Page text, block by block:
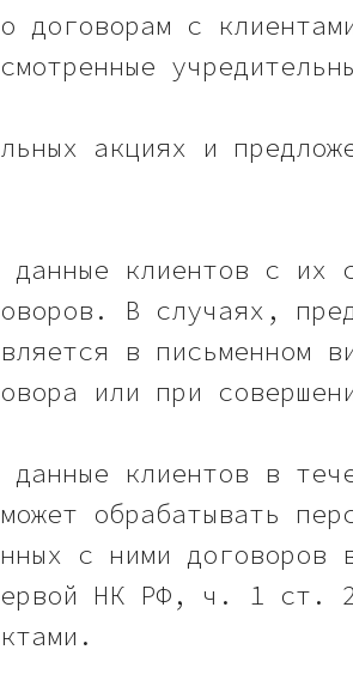
договорам с
акциях и
клиентов с их
В случаях,
в письменном
или при
клиентов в
обрабатывать
с ними договоров
НК РФ, ч. 1 ст.